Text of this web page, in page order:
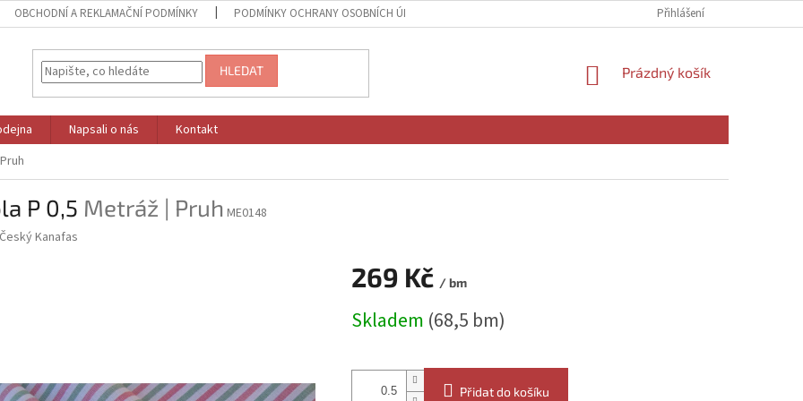
OBCHODNÍ A REKLAMAČNÍ PODMÍNKY PODMÍNKY OCHRANY OSOBNÍCH ÚDAJŮ Přihlášení
HLEDAT
NÁKUPNÍ
Prázdný košík
Napsali o nás
Kontakt
P 0,5 Metráž | Pruh ME0148
Český Kanafas
269 Kč / bm
cena:
Skladem (68,5 bm)
Přidat do košíku